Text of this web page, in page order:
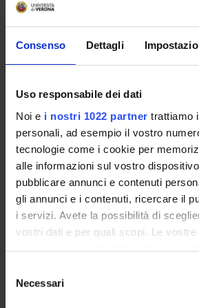
Consenso Dettagli
Uso responsabile dei dati
Noi e i nostri 1022 partner trattiamo
personali, ad esempio il vostro
tecnologie come i cookie per
alle informazioni sul vostro
pubblicare annunci e contenuti
gli annunci e i contenuti, ricercare il
i servizi. Avete la possibilità di
vostri dati e per quali scopi. Le
privacy sono applicabili solo su
modificare o revocare il proprio
momento dalla Dichiarazione sui
delNecessari
Silvia Brasola
Roberta Joppi
Farmacie Territoriali ULSS 20 e
Farmacie Territoriali ULSS 20 e
Giovanni Battista Barbi
ULSS 21
Giorgio Meneghelli
ULSS Venezia
Michele Gangemi
ULSS 20
Vitalia Murgia
Centro per la Ricerca e l'Educazione